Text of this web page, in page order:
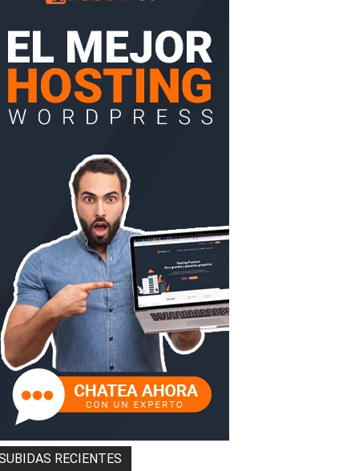
RECIENTES